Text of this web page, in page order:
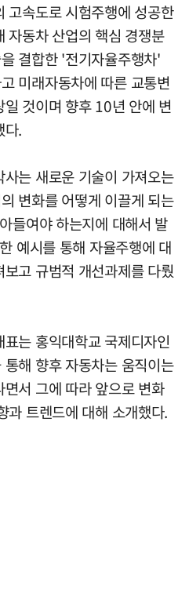
고속도로 시험주행에 성공한
자동차 산업의 핵심 경쟁분
결합한 '전기자율주행차'
미래자동차에 따른 교통변
것이며 향후 10년 안에 변
다.
는 새로운 기술이 가져오는
변화를 어떻게 이끌게 되는
들여야 하는지에 대해서 발
예시를 통해 자율주행에 대
고 규범적 개선과제를 다뤘
는 홍익대학교 국제디자인
해 향후 자동차는 움직이는
서 그에 따라 앞으로 변화
과 트렌드에 대해 소개했다.